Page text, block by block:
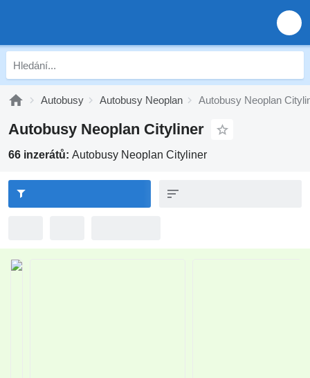
Autobusy Autobusy Neoplan Autobusy Neoplan
Autobusy Neoplan Cityliner
66 inzerátů: Autobusy Neoplan Cityliner